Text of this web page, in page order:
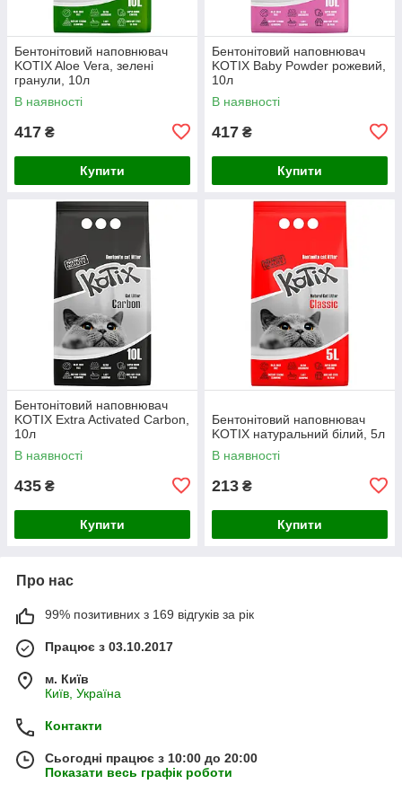
Бентонітовий наповнювач
KOTIX Aloe Vera, зелені
гранули, 10л
В наявності
417 ₴
Купити
Бентонітовий наповнювач
KOTIX Baby Powder рожевий,
10л
В наявності
417 ₴
Купити
Бентонітовий наповнювач
KOTIX Extra Activated Carbon,
10л
В наявності
435 ₴
Купити
Бентонітовий наповнювач
KOTIX натуральний білий, 5л
В наявності
213 ₴
Купити
Про нас
99% позитивних з 169 відгуків за рік
Працює з 03.10.2017
м. Київ
Київ, Україна
Контакти
Сьогодні працює з 10:00 до 20:00
Показати весь графік роботи